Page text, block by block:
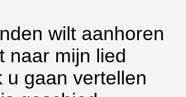
wilt aanhoren
naar mijn lied
u gaan vertellen